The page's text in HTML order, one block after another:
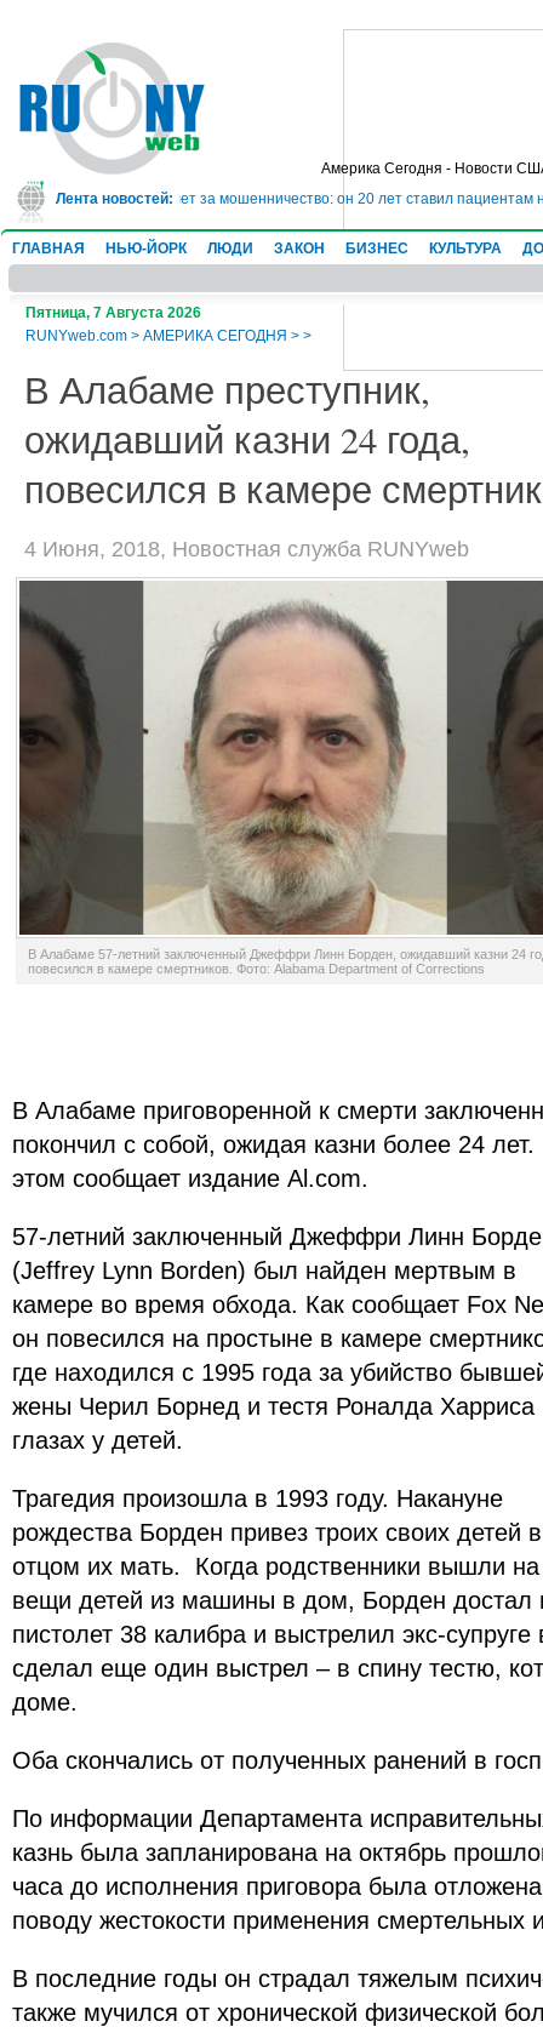
Америка Сегодня - Новости
Лента новостей:
сядет в тюрьму на 10 лет за мошенничество: он 20 лет ставил пациентам
ГЛАВНАЯ НЬЮ-ЙОРК ЛЮДИ ЗАКОН БИЗНЕС КУЛЬТУРА
Пятница, 7 Августа 2026
RUNYweb.com > АМЕРИКА СЕГОДНЯ > >
В Алабаме преступник,
ожидавший казни 24 года,
повесился в камере
4 Июня, 2018, Новостная служба RUNYweb
В Алабаме 57-летний заключенный Джеффри Линн Борден, ожидавший казни 24
повесился в камере смертников. Фото: Alabama Department of Corrections
В Алабаме приговоренной к смерти
покончил с собой, ожидая казни более 24
этом сообщает издание Al.com.
57-летний заключенный Джеффри Линн
(Jeffrey Lynn Borden) был найден мертвым в
камере во время обхода. Как сообщает Fox
он повесился на простыне в камере
где находился с 1995 года за убийство
жены Черил Борнед и тестя Роналда Харриса
глазах у детей.
Трагедия произошла в 1993 году. Накануне
рождества Борден привез троих своих детей
отцом их мать. Когда родственники вышли на
вещи детей из машины в дом, Борден достал
пистолет 38 калибра и выстрелил экс-
сделал еще один выстрел – в спину тестю,
доме.
Оба скончались от полученных ранений в
По информации Департамента
казнь была запланирована на октябрь
часа до исполнения приговора была
поводу жестокости применения смертельных
В последние годы он страдал тяжелым
также мучился от хронической физической